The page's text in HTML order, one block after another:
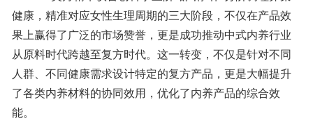
健康，精准对应女性生理周期的三大阶段，不仅在产品效
果上赢得了广泛的市场赞誉，更是成功推动中式内养行业
从原料时代跨越至复方时代。这一转变，不仅是针对不同
人群、不同健康需求设计特定的复方产品，更是大幅提升
了各类内养材料的协同效用，优化了内养产品的综合效
能。